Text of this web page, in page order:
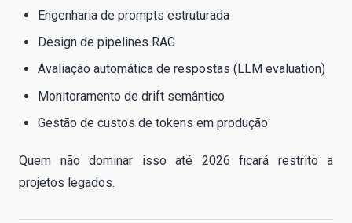
Engenharia de prompts estruturada
Design de pipelines RAG
Avaliação automática de respostas (LLM evaluation)
Monitoramento de drift semântico
Gestão de custos de tokens em produção
Quem não dominar isso até 2026 ficará restrito a
projetos legados.